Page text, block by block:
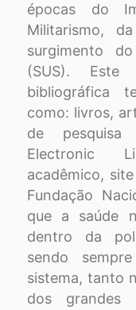
épocas do
Militarismo,
surgimento
(SUS).
bibliográfica
como: livros,
de pesquisa
Electronic
acadêmico,
Fundação
que a saúde
dentro da
sendo
sistema, tanto
dos grandes